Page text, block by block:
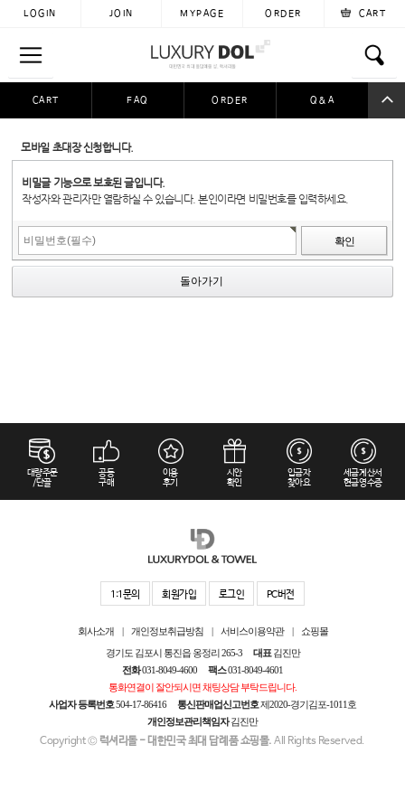
LOGIN JOIN MYPAGE ORDER CART
CART FAQ ORDER Q&A
모바일 초대장 신청합니다.
비밀글 기능으로 보호된 글입니다.
작성자와 관리자만 열람하실 수 있습니다. 본인이라면 비밀번호를 입력하세요.
돌아가기
대량주문
/단골
공동
구매
이용
후기
시안
확인
입금자
찾아요
세금계산서
현금영수증
1:1문의 회원가입 로그인 PC버전
회사소개 | 개인정보취급방침 | 서비스이용약관 |
쇼핑몰
경기도 김포시 통진읍 옹정리 265-3
대표김진만
전화031-8049-4600 팩스031-8049-4601
통화연결이 잘안되시면 채팅상담 부탁드립니다.
사업자 등록번호504-17-86416 통신판매업신고번호제2020-경기김포-1011호
개인정보관리책임자김진만
Copyright © 럭셔리돌 - 대한민국 최대 답례품 쇼핑몰. All Rights Reserved.